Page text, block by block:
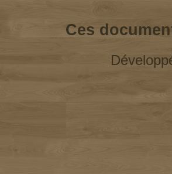
Ces